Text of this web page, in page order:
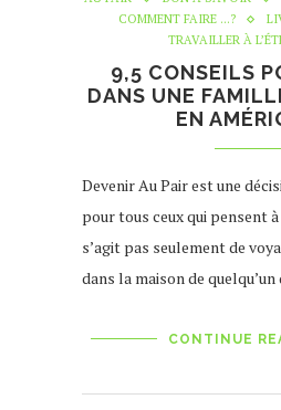
COMMENT FAIRE ...?
TRAVAILLER À
9,5 CONSEILS
DANS UNE
EN
Devenir Au Pair est une
pour tous ceux qui pensent
s’agit pas seulement de
dans la maison de
CONTINUE